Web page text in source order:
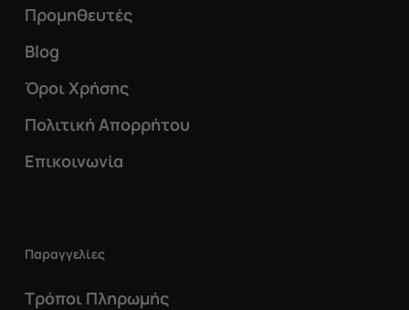
Προμηθευτές
Blog
Όροι Χρήσης
Πολιτική Απορρήτου
Επικοινωνία
Παραγγελίες
Τρόποι Πληρωμής